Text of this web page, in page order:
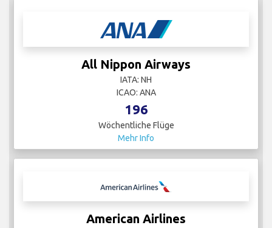
All Nippon Airways
IATA: NH
ICAO: ANA
196
Wöchentliche Flüge
Mehr Info
American Airlines